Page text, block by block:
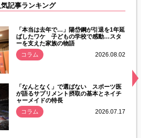
気記事ランキング
「本当は去年で…」陽岱鋼が引退を1年延
ばしたワケ 子どもの学校で感動…スタ
ーを支えた家族の物語
コラム
2026.08.02
「なんとなく」で選ばない スポーツ医
が語るサプリメント摂取の基本とネイチ
ャーメイドの特長
コラム
2026.07.17